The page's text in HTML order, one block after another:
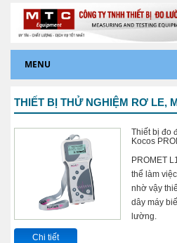
MENU
THIẾT BỊ THỬ NGHIỆM RƠ LE,
Thiết bị đo
Kocos
PROMET
thể làm
nhờ vậy
dây máy
lường.
Chi tiết